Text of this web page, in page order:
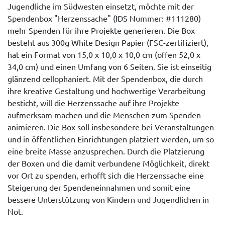
Jugendliche im Südwesten einsetzt, möchte mit der
Spendenbox "Herzenssache" (IDS Nummer: #111280)
mehr Spenden für ihre Projekte generieren. Die Box
besteht aus 300g White Design Papier (FSC-zertifiziert),
hat ein Format von 15,0 x 10,0 x 10,0 cm (offen 52,0 x
34,0 cm) und einen Umfang von 6 Seiten. Sie ist einseitig
glänzend cellophaniert. Mit der Spendenbox, die durch
ihre kreative Gestaltung und hochwertige Verarbeitung
besticht, will die Herzenssache auf ihre Projekte
aufmerksam machen und die Menschen zum Spenden
animieren. Die Box soll insbesondere bei Veranstaltungen
und in öffentlichen Einrichtungen platziert werden, um so
eine breite Masse anzusprechen. Durch die Platzierung
der Boxen und die damit verbundene Möglichkeit, direkt
vor Ort zu spenden, erhofft sich die Herzenssache eine
Steigerung der Spendeneinnahmen und somit eine
bessere Unterstützung von Kindern und Jugendlichen in
Not.